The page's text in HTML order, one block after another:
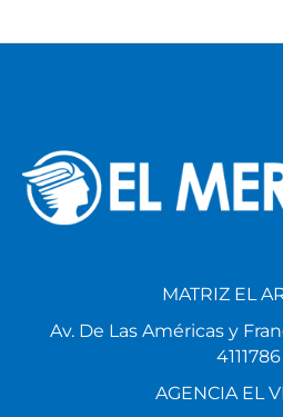
MATRIZ EL
Av. De Las Américas y
4111786
AGENCIA EL